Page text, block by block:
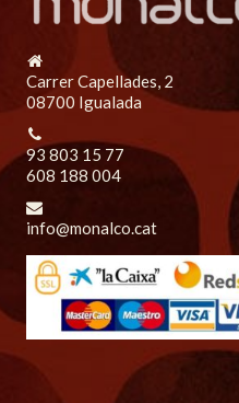
Carrer Capellades, 2
08700 Igualada
93 803 15 77
608 188 004
info@monalco.cat